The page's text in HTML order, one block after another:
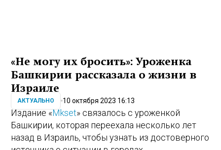
«Не могу их бросить»: Уроженка
Башкирии рассказала о жизни в
Израиле
АКТУАЛЬНО 10 октября 2023 16:13
Издание «Mkset» связалось с уроженкой
Башкирии, которая переехала несколько лет
назад в Израиль, чтобы узнать из достоверного